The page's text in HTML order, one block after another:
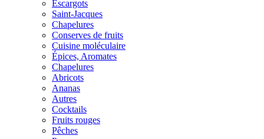
Escargots
Saint-Jacques
Chapelures
Conserves de fruits
Cuisine moléculaire
Épices, Aromates
Chapelures
Abricots
Ananas
Autres
Cocktails
Fruits rouges
Pêches